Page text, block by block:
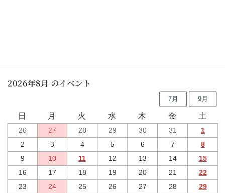
2026年8月 のイベント
7月 9月
日 月 火 水 木 金 土
26 27 28 29 30 31
1
2
3 4 5 6 7
8
9
10 11 12 13 14
15
16
17 18 19 20 21
22
23
24 25 26 27 28
29